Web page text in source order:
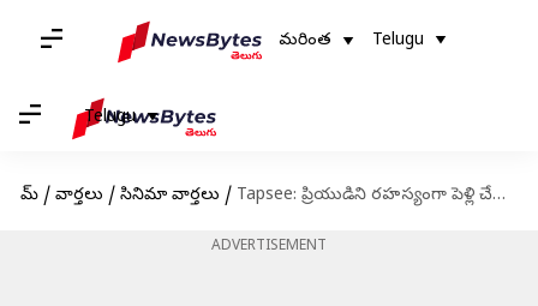
మరింత Telugu
Telugu
హోమ్ / వార్తలు / సినిమా వార్తలు / Tapsee: ప్రియుడిని రహస్యంగా పెళ్లి చేసుకున్నహీరోయున్?
ADVERTISEMENT